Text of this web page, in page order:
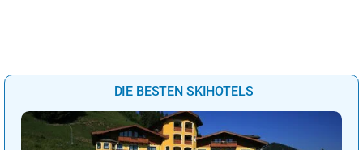
DIE BESTEN SKIHOTELS